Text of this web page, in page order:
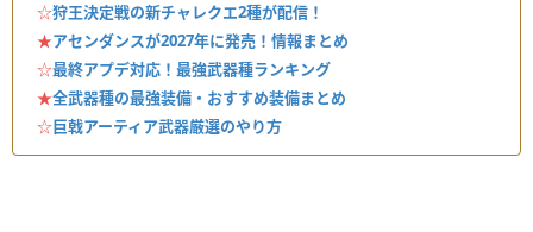
☆狩王決定戦の新チャレクエ2種が配信！
★アセンダンスが2027年に発売！情報まとめ
☆最終アプデ対応！最強武器種ランキング
★全武器種の最強装備・おすすめ装備まとめ
☆巨戟アーティア武器厳選のやり方